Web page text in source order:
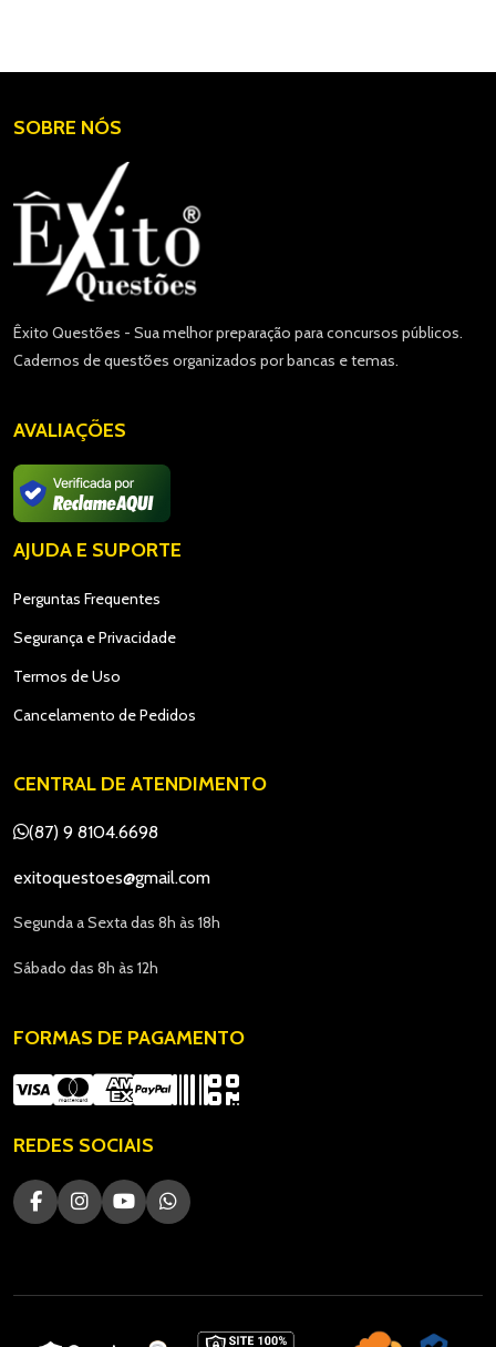
SOBRE NÓS
Êxito Questões - Sua melhor preparação para concursos públicos.
Cadernos de questões organizados por bancas e temas.
AVALIAÇÕES
AJUDA E SUPORTE
Perguntas Frequentes
Segurança e Privacidade
Termos de Uso
Cancelamento de Pedidos
CENTRAL DE ATENDIMENTO
(87) 9 8104.6698
exitoquestoes@gmail.com
Segunda a Sexta das 8h às 18h
Sábado das 8h às 12h
FORMAS DE PAGAMENTO
REDES SOCIAIS